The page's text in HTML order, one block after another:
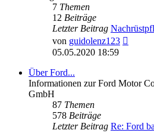
7 Themen
12 Beiträge
Letzter Beitrag
von guidolenz123
05.05.2020 18:59
Über Ford...
Informationen zur Ford Motor
GmbH
87 Themen
578 Beiträge
Letzter Beitrag Re: Ford